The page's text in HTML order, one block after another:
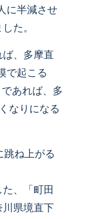
に半減させ
た。
、多摩直
で起こる
あれば、多
なりになる
ね上がる
、「町田
川県境直下